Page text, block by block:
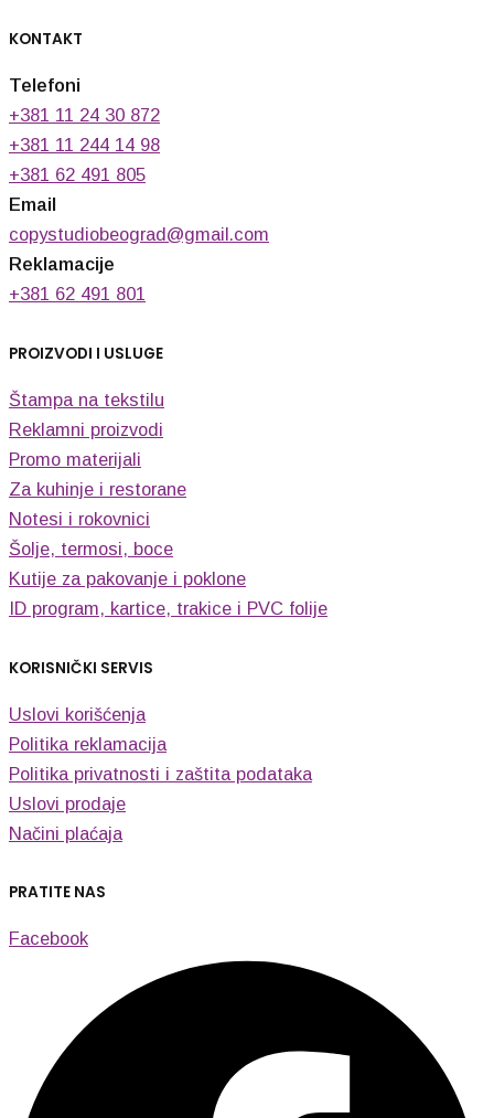
KONTAKT
Telefoni
+381 11 24 30 872
+381 11 244 14 98
+381 62 491 805
Email
copystudiobeograd@gmail.com
Reklamacije
+381 62 491 801
PROIZVODI I USLUGE
Štampa na tekstilu
Reklamni proizvodi
Promo materijali
Za kuhinje i restorane
Notesi i rokovnici
Šolje, termosi, boce
Kutije za pakovanje i poklone
ID program, kartice, trakice i PVC folije
KORISNIČKI SERVIS
Uslovi korišćenja
Politika reklamacija
Politika privatnosti i zaštita podataka
Uslovi prodaje
Načini plaćaja
PRATITE NAS
Facebook